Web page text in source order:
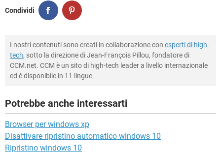
Condividi
I nostri contenuti sono creati in collaborazione con esperti di high-
tech, sotto la direzione di Jean-François Pillou, fondatore di
CCM.net. CCM è un sito di high-tech leader a livello internazionale
ed è disponibile in 11 lingue.
Potrebbe anche interessarti
Browser per windows xp
Disattivare ripristino automatico windows 10
Ripristino windows 10